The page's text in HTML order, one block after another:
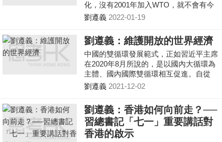
化，沒有2001年加入WTO，就不會有今
天的中國經濟。我們應該時刻記住，必須
劉遵義 2022-01-19
劉遵義：維護開放的世界經濟
中國的雙循環發展範式，正如習近平主席
在2020年8月所說的，是以國內大循環為
主體、國內國際雙循環相互促進。自從
1978年改革開放以來，中國一直是經濟全
納，顯然表明中國無意從經濟全球化中退
卻，相反，它會繼續推進經濟改革，推動
建設全面開放的世界經濟。
劉遵義 2021-12-02
劉遵義：香港如何向前走？──
習總書記「七一」重要講話對
香港的啟示